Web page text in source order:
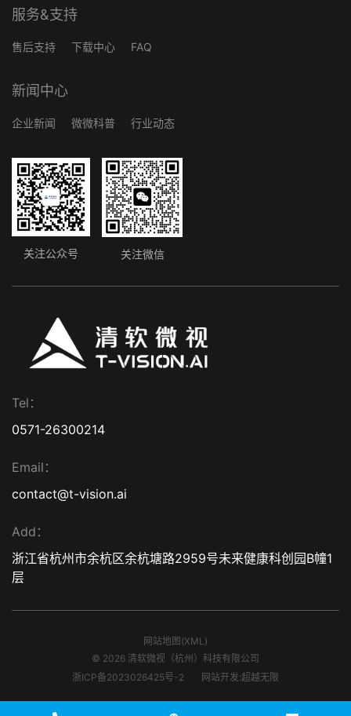
服务&支持
售后支持 下载中心 FAQ
新闻中心
企业新闻 微微科普 行业动态
关注公众号 关注微信
Tel：
0571-26300214
Email：
contact@t-vision.ai
Add：
浙江省杭州市余杭区余杭塘路2959号未来健康科创园B幢1
层
© 2026 清软微视（杭州）科技有限公司
浙ICP备2023026425号-2
网站开发:超越无限
网站地图(XML)